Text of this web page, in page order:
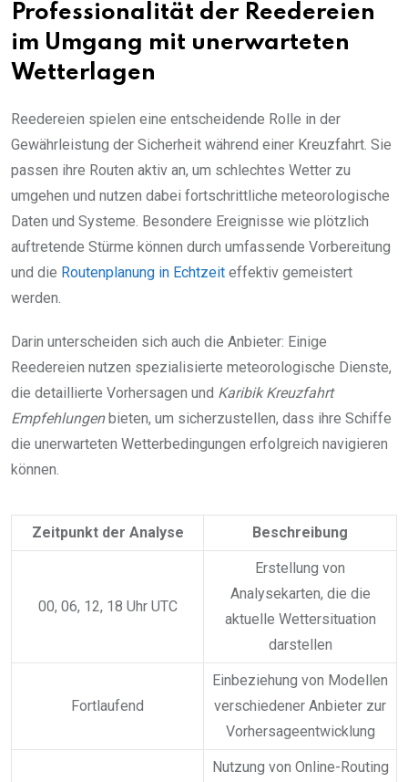
Professionalität der Reedereien
im Umgang mit unerwarteten
Wetterlagen
Reedereien spielen eine entscheidende Rolle in der
Gewährleistung der Sicherheit während einer Kreuzfahrt. Sie
passen ihre Routen aktiv an, um schlechtes Wetter zu
umgehen und nutzen dabei fortschrittliche meteorologische
Daten und Systeme. Besondere Ereignisse wie plötzlich
auftretende Stürme können durch umfassende Vorbereitung
und die Routenplanung in Echtzeit effektiv gemeistert
werden.
Darin unterscheiden sich auch die Anbieter: Einige
Reedereien nutzen spezialisierte meteorologische Dienste,
die detaillierte Vorhersagen und Karibik Kreuzfahrt
Empfehlungenbieten, um sicherzustellen, dass ihre Schiffe
die unerwarteten Wetterbedingungen erfolgreich navigieren
können.
Zeitpunkt der Analyse Beschreibung
00, 06, 12, 18 Uhr UTC
Erstellung von
Analysekarten, die die
aktuelle Wettersituation
darstellen
Fortlaufend
Einbeziehung von Modellen
verschiedener Anbieter zur
Vorhersageentwicklung
Nutzung von Online-Routing